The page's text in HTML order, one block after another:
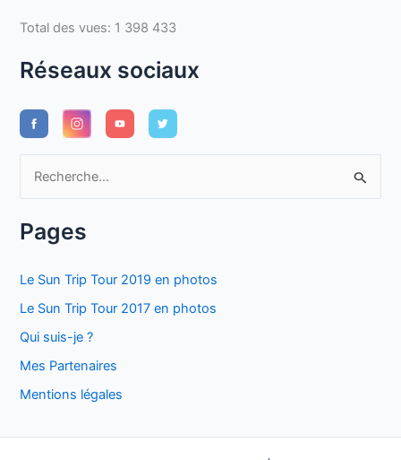
Total des vues: 1 398 433
Réseaux sociaux
h
h
e
r
Pages
Le Sun Trip Tour 2019 en photos
Le Sun Trip Tour 2017 en photos
Qui suis-je ?
Mes Partenaires
Mentions légales